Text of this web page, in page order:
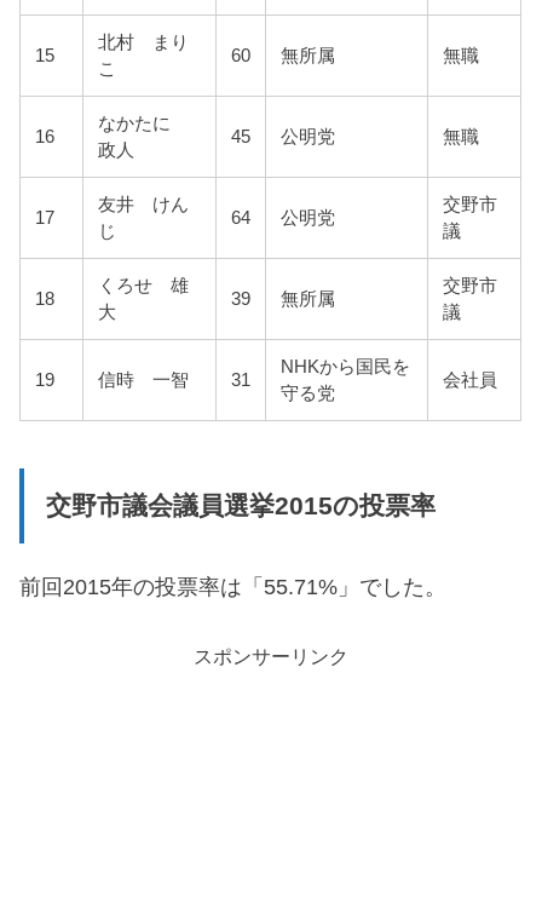
15
北村 まり
こ
60 無所属 無職
16
なかたに
政人
45 公明党 無職
17
友井 けん
じ
64 公明党
交野市
議
18
くろせ 雄
大
39 無所属
交野市
議
19 信時 一智 31
NHKから国民を
守る党
会社員
交野市議会議員選挙2015の投票率
前回2015年の投票率は「55.71%」でした。
スポンサーリンク